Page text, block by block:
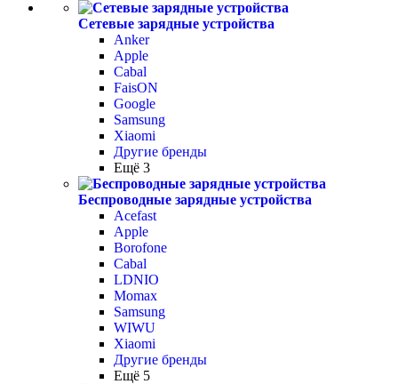
Сетевые зарядные устройства
Anker
Apple
Cabal
FaisON
Google
Samsung
Xiaomi
Другие бренды
Ещё 3
Беспроводные зарядные устройства
Acefast
Apple
Borofone
Cabal
LDNIO
Momax
Samsung
WIWU
Xiaomi
Другие бренды
Ещё 5